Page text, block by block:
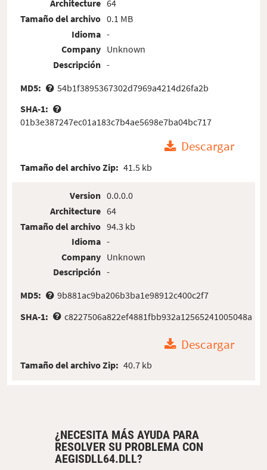
Architecture
Tamaño del archivo
Idioma
Company
Descripción
64
0.1 MB
-
Unknown
-
MD5:
54b1f3895367302d7969a4214d26fa2b
SHA-1:
01b3e387247ec01a183c7b4ae5698e7ba04bc717
Descargar
Tamaño del archivo Zip: 41.5 kb
Version
Architecture
Tamaño del archivo
Idioma
Company
Descripción
0.0.0.0
64
94.3 kb
-
Unknown
-
MD5:
9b881ac9ba206b3ba1e98912c400c2f7
SHA-1:
c8227506a822ef4881fbb932a12565241005048a
Descargar
Tamaño del archivo Zip: 40.7 kb
¿NECESITA MÁS AYUDA PARA
RESOLVER SU PROBLEMA CON
AEGISDLL64.DLL?